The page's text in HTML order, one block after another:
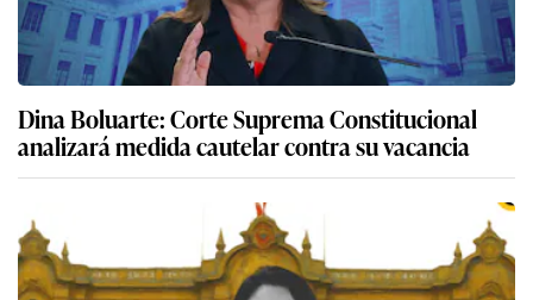
Dina Boluarte: Corte Suprema Constitucional
analizará medida cautelar contra su vacancia